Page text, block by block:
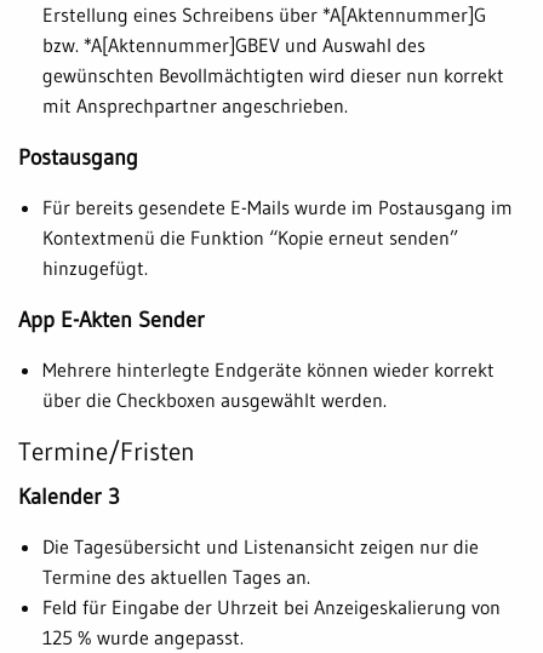
Erstellung eines Schreibens über *A[Aktennummer]G
bzw. *A[Aktennummer]GBEV und Auswahl des
gewünschten Bevollmächtigten wird dieser nun korrekt
mit Ansprechpartner angeschrieben.
Postausgang
Für bereits gesendete E-Mails wurde im Postausgang im
Kontextmenü die Funktion “Kopie erneut senden”
hinzugefügt.
App E-Akten Sender
Mehrere hinterlegte Endgeräte können wieder korrekt
über die Checkboxen ausgewählt werden.
Termine/Fristen
Kalender 3
Die Tagesübersicht und Listenansicht zeigen nur die
Termine des aktuellen Tages an.
Feld für Eingabe der Uhrzeit bei Anzeigeskalierung von
125 % wurde angepasst.